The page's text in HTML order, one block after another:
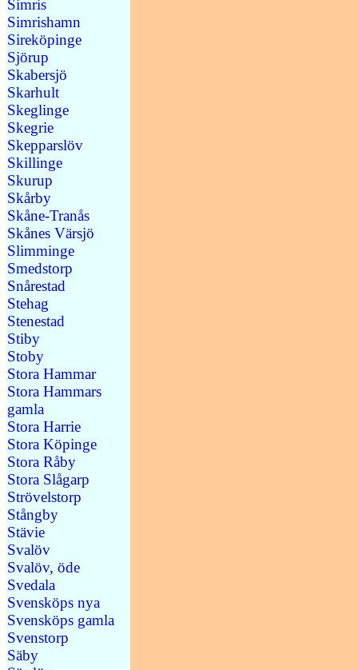
Simris
Simrishamn
Sireköpinge
Sjörup
Skabersjö
Skarhult
Skeglinge
Skegrie
Skepparslöv
Skillinge
Skurup
Skårby
Skåne-Tranås
Skånes Värsjö
Slimminge
Smedstorp
Snårestad
Stehag
Stenestad
Stiby
Stoby
Stora Hammar
Stora Hammars
gamla
Stora Harrie
Stora Köpinge
Stora Råby
Stora Slågarp
Strövelstorp
Stångby
Stävie
Svalöv
Svalöv, öde
Svedala
Svensköps nya
Svensköps gamla
Svenstorp
Säby